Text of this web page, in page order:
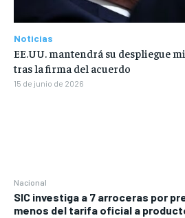
Nacional
SIC investiga a 7 arroceras por
menos del tarifa oficial a
Noticias
EE.UU. mantendrá su despliegue
tras la firma del acuerdo
15 de junio de 2026